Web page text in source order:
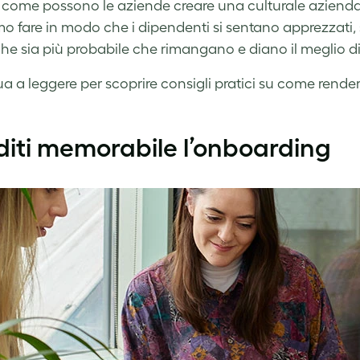
possono le aziende creare una culturale
fare in modo che i dipendenti si sentano
sia più probabile che rimangano e diano il meglio di
a leggere per scoprire consigli pratici su come
memorabile l’onboarding